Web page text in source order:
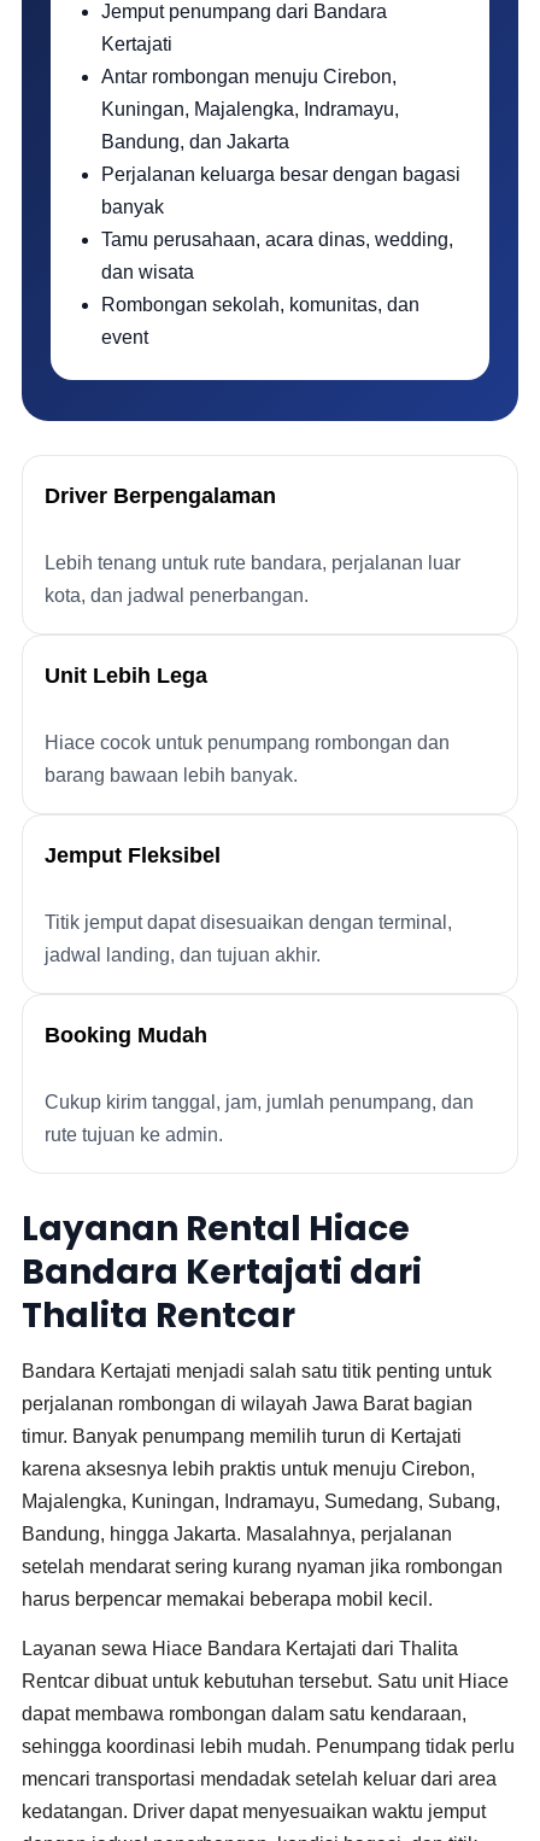
Jemput penumpang dari Bandara
Kertajati
Antar rombongan menuju Cirebon,
Kuningan, Majalengka, Indramayu,
Bandung, dan Jakarta
Perjalanan keluarga besar dengan bagasi
banyak
Tamu perusahaan, acara dinas, wedding,
dan wisata
Rombongan sekolah, komunitas, dan
event
Driver Berpengalaman
Lebih tenang untuk rute bandara, perjalanan luar
kota, dan jadwal penerbangan.
Unit Lebih Lega
Hiace cocok untuk penumpang rombongan dan
barang bawaan lebih banyak.
Jemput Fleksibel
Titik jemput dapat disesuaikan dengan terminal,
jadwal landing, dan tujuan akhir.
Booking Mudah
Cukup kirim tanggal, jam, jumlah penumpang, dan
rute tujuan ke admin.
Layanan Rental Hiace
Bandara Kertajati dari
Thalita Rentcar
Bandara Kertajati menjadi salah satu titik penting untuk
perjalanan rombongan di wilayah Jawa Barat bagian
timur. Banyak penumpang memilih turun di Kertajati
karena aksesnya lebih praktis untuk menuju Cirebon,
Majalengka, Kuningan, Indramayu, Sumedang, Subang,
Bandung, hingga Jakarta. Masalahnya, perjalanan
setelah mendarat sering kurang nyaman jika rombongan
harus berpencar memakai beberapa mobil kecil.
Layanan sewa Hiace Bandara Kertajati dari Thalita
Rentcar dibuat untuk kebutuhan tersebut. Satu unit Hiace
dapat membawa rombongan dalam satu kendaraan,
sehingga koordinasi lebih mudah. Penumpang tidak perlu
mencari transportasi mendadak setelah keluar dari area
kedatangan. Driver dapat menyesuaikan waktu jemput